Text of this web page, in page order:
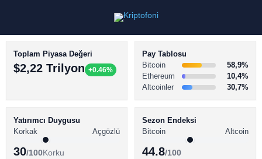
BİTCOİN HABERLERİ
ALTCOİN HABERLERİ
Toplam Piyasa Değeri
$2,22 Trilyon +0.46%
Pay Tablosu
Bitcoin
58,9%
Ethereum
10,4%
Altcoinler
30,7%
Yatırımcı Duygusu
Korkak
Açgözlü
30/100Korku
Sezon Endeksi
Bitcoin
Altcoin
44.8/100